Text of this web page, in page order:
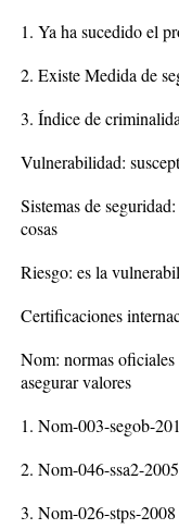
1. Ya ha sucedido el
2. Existe Medida de
3. Índice de
Vulnerabilidad:
Sistemas de
cosas
Riesgo: es la
Certificaciones
Nom: normas oficiales
asegurar valores
1. Nom-003-segob-
2. Nom-046-ssa2-
3. Nom-026-stps-